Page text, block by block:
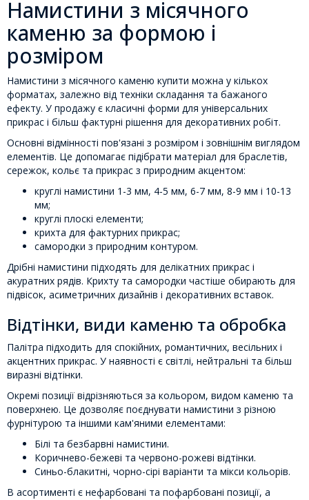
Намистини з місячного
каменю за формою і
розміром
Намистини з місячного каменю купити можна у кількох
форматах, залежно від техніки складання та бажаного
ефекту. У продажу є класичні форми для універсальних
прикрас і більш фактурні рішення для декоративних робіт.
Основні відмінності пов'язані з розміром і зовнішнім виглядом
елементів. Це допомагає підібрати матеріал для браслетів,
сережок, кольє та прикрас з природним акцентом:
круглі намистини 1-3 мм, 4-5 мм, 6-7 мм, 8-9 мм і 10-13
мм;
круглі плоскі елементи;
крихта для фактурних прикрас;
самородки з природним контуром.
Дрібні намистини підходять для делікатних прикрас і
акуратних рядів. Крихту та самородки частіше обирають для
підвісок, асиметричних дизайнів і декоративних вставок.
Відтінки, види каменю та обробка
Палітра підходить для спокійних, романтичних, весільних і
акцентних прикрас. У наявності є світлі, нейтральні та більш
виразні відтінки.
Окремі позиції відрізняються за кольором, видом каменю та
поверхнею. Це дозволяє поєднувати намистини з різною
фурнітурою та іншими кам'яними елементами:
Білі та безбарвні намистини.
Коричнево-бежеві та червоно-рожеві відтінки.
Синьо-блакитні, чорно-сірі варіанти та мікси кольорів.
В асортименті є нефарбовані та пофарбовані позиції, а